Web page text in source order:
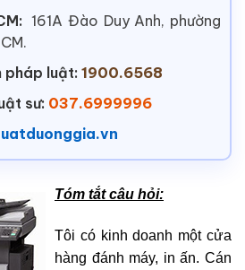
161A Đào Duy Anh, phường
pháp luật: 1900.6568
sư: 037.6999996
Tóm tắt câu hỏi:
Tôi có kinh doanh một cửa
hàng đánh máy, in ấn. Cán